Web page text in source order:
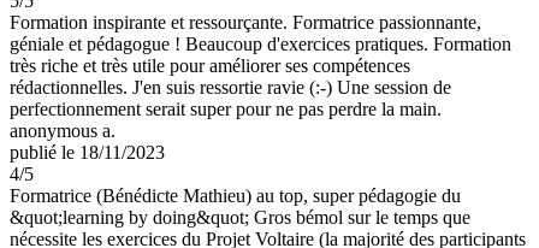
Formation inspirante et ressourçante. Formatrice passionnante,
géniale et pédagogue ! Beaucoup d'exercices pratiques. Formation
très riche et très utile pour améliorer ses compétences
rédactionnelles. J'en suis ressortie ravie (:-) Une session de
perfectionnement serait super pour ne pas perdre la main.
anonymous a.
publié le 18/11/2023
4/5
Formatrice (Bénédicte Mathieu) au top, super pédagogie du
&quot;learning by doing&quot; Gros bémol sur le temps que
nécessite les exercices du Projet Voltaire (la majorité des participants